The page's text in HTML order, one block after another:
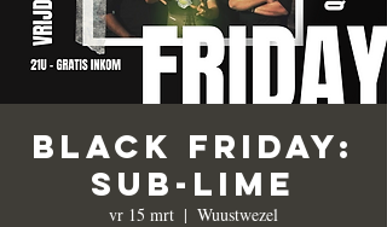
Black Friday:
Sub-Lime
vr 15 mrt
  |
Wuustwezel